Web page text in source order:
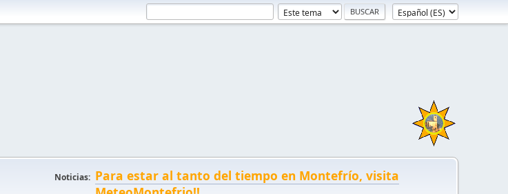
Noticias: Para estar al tanto del tiempo en Montefrío, visita